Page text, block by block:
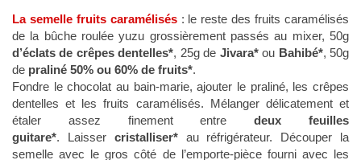
La semelle fruits caramélisés : le reste des fruits caramélisés
de la bûche roulée yuzu grossièrement passés au mixer, 50g
d’éclats de crêpes dentelles*, 25g de Jivara*ou Bahibé*, 50g
de praliné 50% ou 60% de fruits*.
Fondre le chocolat au bain-marie, ajouter le praliné, les crêpes
dentelles et les fruits caramélisés. Mélanger délicatement et
étaler assez finement entredeux feuilles
guitare*. Laisser cristalliser*au réfrigérateur. Découper la
semelle avec le gros côté de l’emporte-pièce fourni avec les